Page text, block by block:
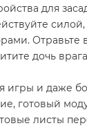
для
силой,
Отравьте
дочь
игры и даже
готовый
листы